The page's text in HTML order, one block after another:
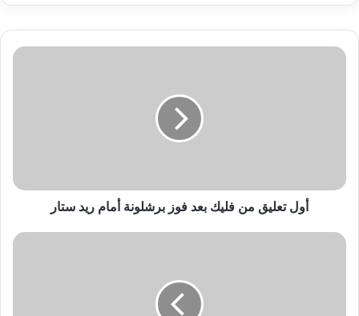
أول
ريد
أول تعليق من فليك بعد فوز برشلونة أمام ريد ستار
تشكيل